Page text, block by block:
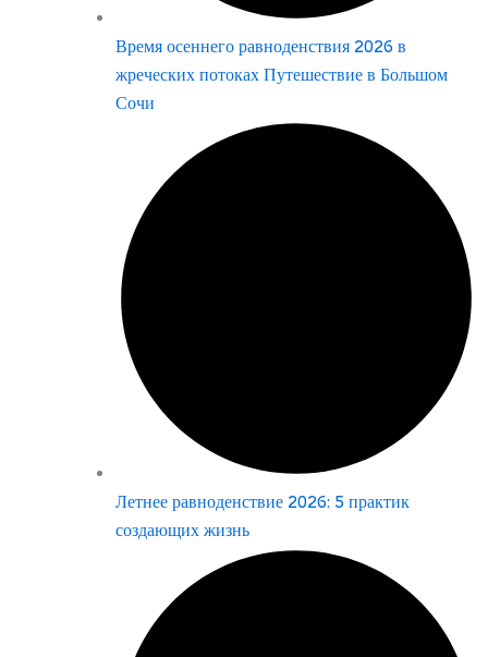
Время осеннего равноденствия 2026 в
жреческих потоках Путешествие в Большом
Сочи
Летнее равноденствие 2026: 5 практик
создающих жизнь